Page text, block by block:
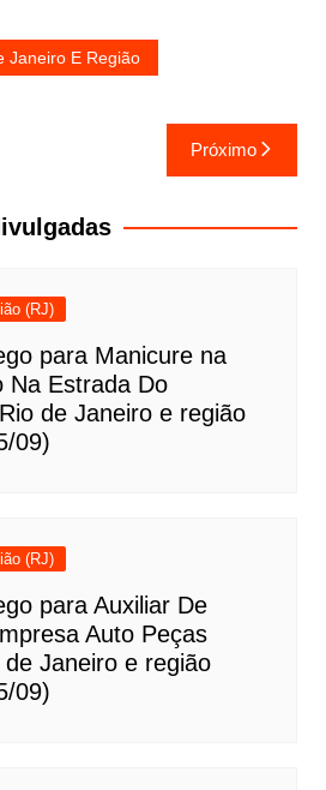
Janeiro E Região
Próximo
(RJ)
para Manicure na
Na Estrada Do
de Janeiro e região
09)
(RJ)
para Auxiliar De
Auto Peças
Janeiro e região
09)